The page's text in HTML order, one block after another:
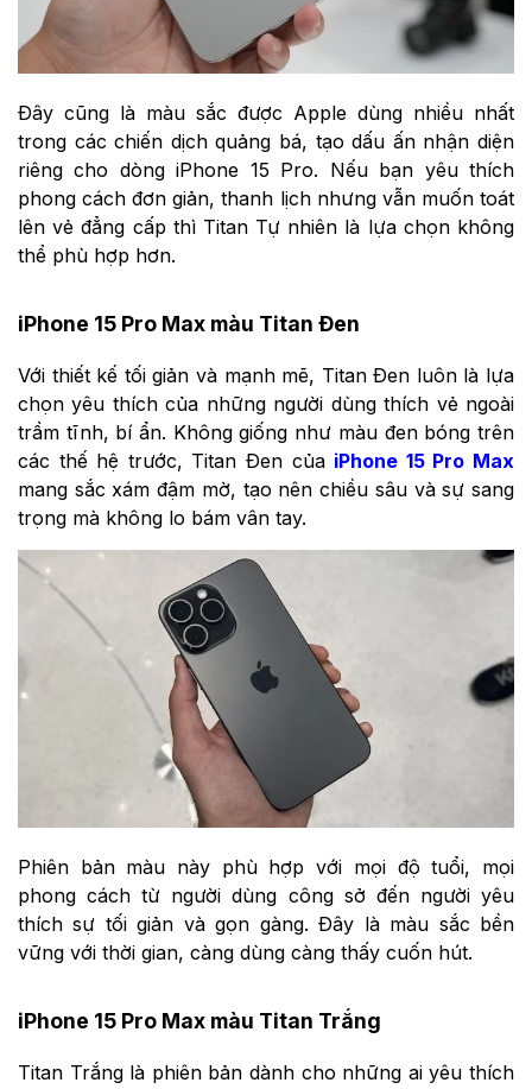
Đây cũng là màu sắc được Apple dùng nhiều nhất
trong các chiến dịch quảng bá, tạo dấu ấn nhận diện
riêng cho dòng iPhone 15 Pro. Nếu bạn yêu thích
phong cách đơn giản, thanh lịch nhưng vẫn muốn toát
lên vẻ đẳng cấp thì Titan Tự nhiên là lựa chọn không
thể phù hợp hơn.
iPhone 15 Pro Max màu Titan Đen
Với thiết kế tối giản và mạnh mẽ, Titan Đen luôn là lựa
chọn yêu thích của những người dùng thích vẻ ngoài
trầm tĩnh, bí ẩn. Không giống như màu đen bóng trên
các thế hệ trước, Titan Đen của iPhone 15 Pro Max
mang sắc xám đậm mờ, tạo nên chiều sâu và sự sang
trọng mà không lo bám vân tay.
Phiên bản màu này phù hợp với mọi độ tuổi, mọi
phong cách từ người dùng công sở đến người yêu
thích sự tối giản và gọn gàng. Đây là màu sắc bền
vững với thời gian, càng dùng càng thấy cuốn hút.
iPhone 15 Pro Max màu Titan Trắng
Titan Trắng là phiên bản dành cho những ai yêu thích